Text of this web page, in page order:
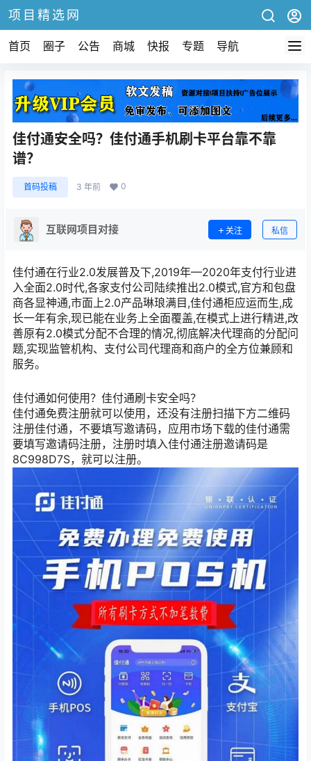
项目精选网
首页 圈子 公告 商城 快报 专题 导航
佳付通安全吗？佳付通手机刷卡平台靠不靠
谱？
首码投稿 3 年前 0
互联网项目对接 关注 私信
佳付通在行业2.0发展普及下,2019年—2020年支付行业进
入全面2.0时代,各家支付公司陆续推出2.0模式,官方和包盘
商各显神通,市面上2.0产品琳琅满目,佳付通柜应运而生,成
长一年有余,现已能在业务上全面覆盖,在模式上进行精进,改
善原有2.0模式分配不合理的情况,彻底解决代理商的分配问
题,实现监管机构、支付公司代理商和商户的全方位兼顾和
服务。
佳付通如何使用？佳付通刷卡安全吗？
佳付通免费注册就可以使用，还没有注册扫描下方二维码
注册佳付通，不要填写邀请码，应用市场下载的佳付通需
要填写邀请码注册，注册时填入佳付通注册邀请码是
8C998D7S，就可以注册。